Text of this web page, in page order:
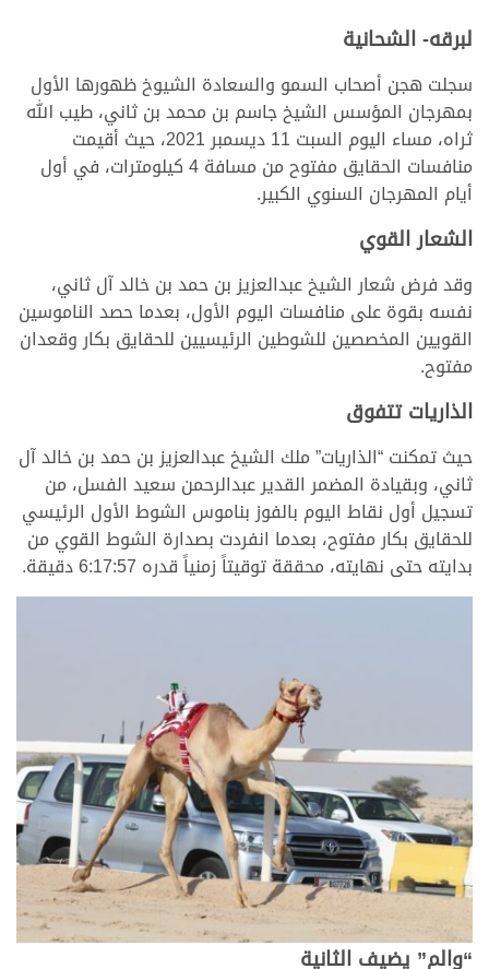
لبرقه- الشحانية
سجلت هجن أصحاب السمو والسعادة الشيوخ ظهورها الأول
بمهرجان المؤسس الشيخ جاسم بن محمد بن ثاني، طيب الله
ثراه، مساء اليوم السبت 11 ديسمبر 2021، حيث أقيمت
منافسات الحقايق مفتوح من مسافة 4 كيلومترات، في أول
أيام المهرجان السنوي الكبير.
الشعار القوي
وقد فرض شعار الشيخ عبدالعزيز بن حمد بن خالد آل ثاني،
نفسه بقوة على منافسات اليوم الأول، بعدما حصد الناموسين
القويين المخصصين للشوطين الرئيسيين للحقايق بكار وقعدان
مفتوح.
الذاريات تتفوق
حيث تمكنت “الذاريات” ملك الشيخ عبدالعزيز بن حمد بن خالد آل
ثاني، وبقيادة المضمر القدير عبدالرحمن سعيد الفسل، من
تسجيل أول نقاط اليوم بالفوز بناموس الشوط الأول الرئيسي
للحقايق بكار مفتوح، بعدما انفردت بصدارة الشوط القوي من
بدايته حتى نهايته، محققة توقيتاً زمنياً قدره 6:17:57 دقيقة.
“والم” يضيف الثانية